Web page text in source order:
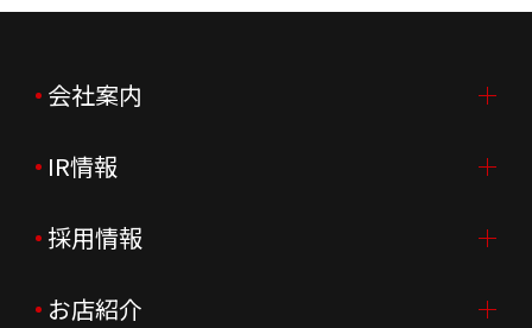
会社案内
会社案内TOP
ご挨拶
会社概要
IR情報
IR情報TOP
ニュースリリース
採用情報
採用情報TOP
お店紹介